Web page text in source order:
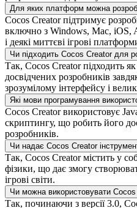
Для яких платформ можна
Cocos Creator підтримує
включно з Windows, Mac, iOS,
і деякі миттєві ігрові
Чи підходить Cocos Creator для
Так, Cocos Creator підходить як
досвідчених розробників
зрозумілому інтерфейсу і
Які мови програмування
Cocos Creator використовує
скриптингу, що робить його
розробників.
Чи надає Cocos Creator
Так, Cocos Creator містить у
фізики, що дає змогу
ігрові світи.
Чи можна використовувати
Так, починаючи з версії 3.0,